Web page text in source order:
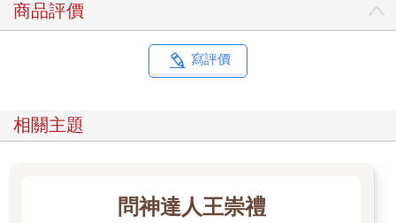
商品評價
寫評價
相關主題
問神達人王崇禮